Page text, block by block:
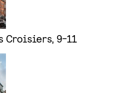
Croisiers, 9-11